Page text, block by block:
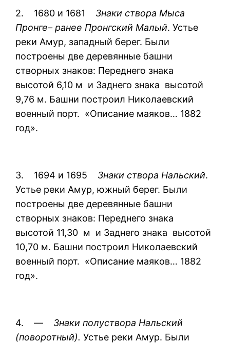
2. 1680 и 1681 Знаки створа Мыса
Пронге– ранее Пронгский Малый. Устье
реки Амур, западный берег. Были
построены две деревянные башни
створных знаков: Переднего знака
высотой 6,10 м и Заднего знака высотой
9,76 м. Башни построил Николаевский
военный порт. «Описание маяков… 1882
год».
3. 1694 и 1695 Знаки створа Нальский.
Устье реки Амур, южный берег. Были
построены две деревянные башни
створных знаков: Переднего знака
высотой 11,30 м и Заднего знака высотой
10,70 м. Башни построил Николаевский
военный порт. «Описание маяков… 1882
год».
4. — Знаки полуствора Нальский
(поворотный).Устье реки Амур. Были